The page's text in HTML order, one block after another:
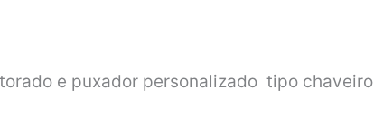
e puxador personalizado tipo chaveiro